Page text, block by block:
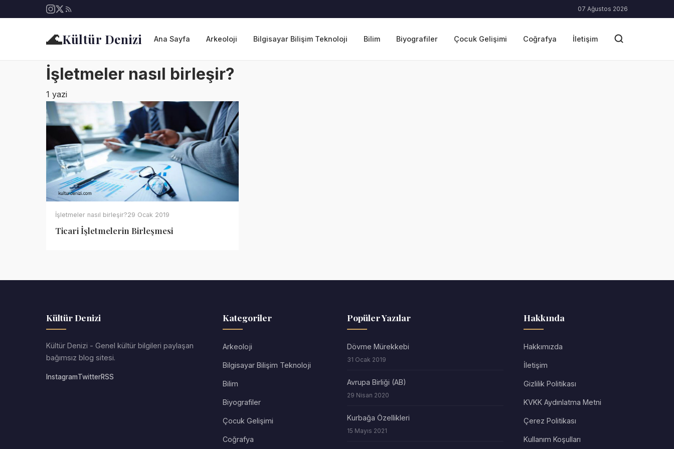
07 Ağustos 2026
🌊Kültür Denizi Ana Sayfa Arkeoloji Bilgisayar Bilişim Teknoloji Bilim Biyografiler Çocuk Gelişimi Coğrafya İletişim
İşletmeler nasıl birleşir?
1 yazi
İşletmeler nasıl birleşir?29 Ocak 2019
Ticari İşletmelerin Birleşmesi
Kültür Denizi
Kültür Denizi - Genel kültür bilgileri paylaşan
bağımsız blog sitesi.
InstagramTwitterRSS
Kategoriler
Arkeoloji
Bilgisayar Bilişim Teknoloji
Bilim
Biyografiler
Çocuk Gelişimi
Coğrafya
Popüler Yazılar
Dövme Mürekkebi
31 Ocak 2019
Avrupa Birliği (AB)
29 Nisan 2020
Kurbağa Özellikleri
15 Mayıs 2021
Hakkında
Hakkımızda
İletişim
Gizlilik Politikası
KVKK Aydınlatma Metni
Çerez Politikası
Kullanım Koşulları